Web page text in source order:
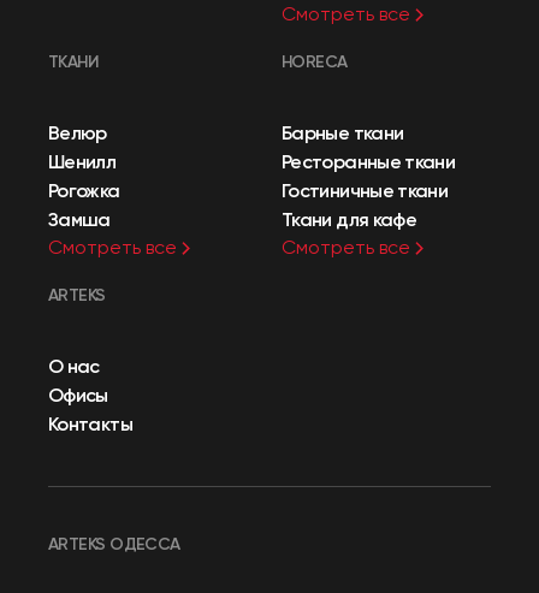
Смотреть все
ТКАНИ
Велюр
Шенилл
Рогожка
Замша
Смотреть все
HORECA
Барные ткани
Ресторанные ткани
Гостиничные ткани
Ткани для кафе
Смотреть все
ARTEKS
О нас
Офисы
Контакты
ARTEKS ОДЕССА